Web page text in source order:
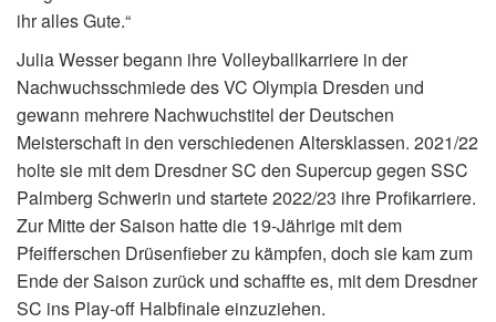
ihr alles Gute.“
Julia Wesser begann ihre Volleyballkarriere in der
Nachwuchsschmiede des VC Olympia Dresden und
gewann mehrere Nachwuchstitel der Deutschen
Meisterschaft in den verschiedenen Altersklassen. 2021/22
holte sie mit dem Dresdner SC den Supercup gegen SSC
Palmberg Schwerin und startete 2022/23 ihre Profikarriere.
Zur Mitte der Saison hatte die 19-Jährige mit dem
Pfeifferschen Drüsenfieber zu kämpfen, doch sie kam zum
Ende der Saison zurück und schaffte es, mit dem Dresdner
SC ins Play-off Halbfinale einzuziehen.